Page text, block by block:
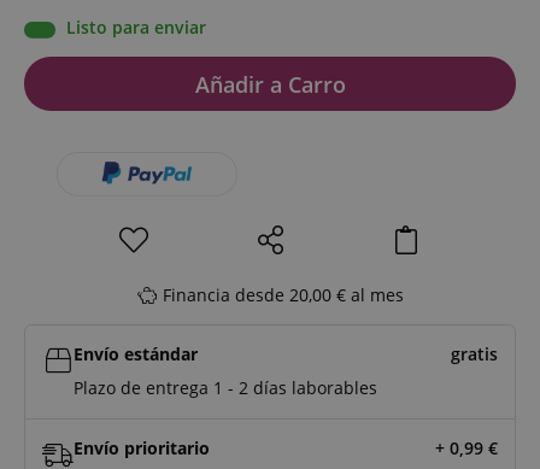
Listo para enviar
Añadir a Carro
Financia desde 20,00 € al mes
Envío estándar
gratis
Plazo de entrega 1 - 2 días laborables
Envío prioritario + 0,99 €